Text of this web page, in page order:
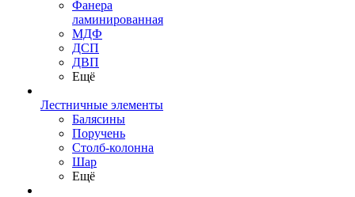
Фанера
ламинированная
МДФ
ДСП
ДВП
Ещё
Лестничные элементы
Балясины
Поручень
Столб-колонна
Шар
Ещё